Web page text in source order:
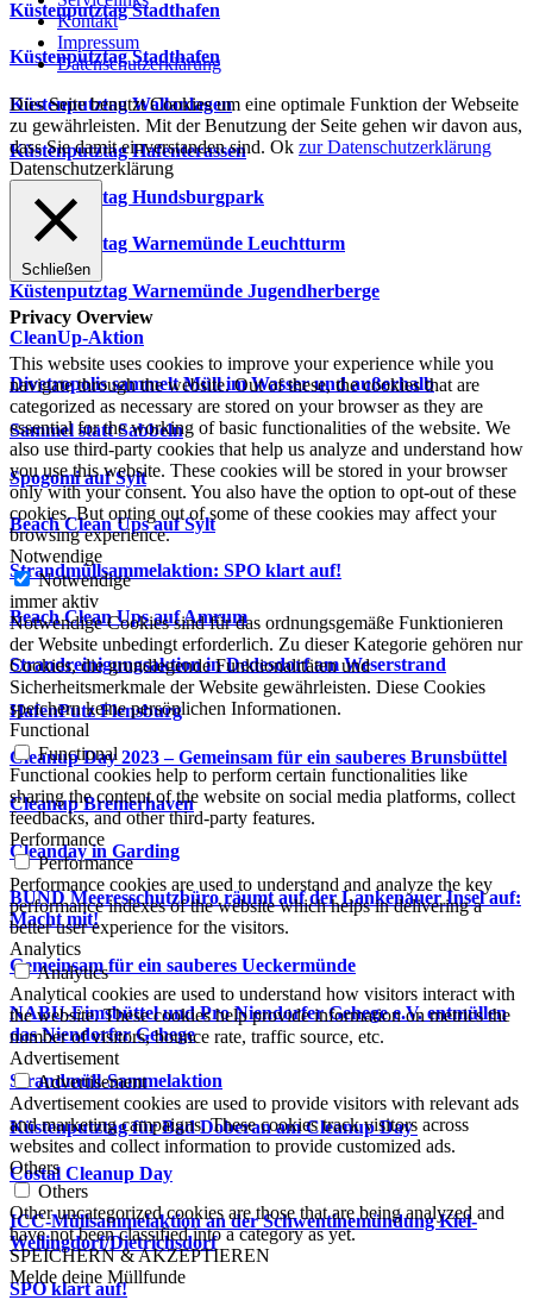
Küstenputztag Stadthafen
Küstenputztag Stadthafen
Küstenputztag Wallanlagen
Küstenputztag Hafenterassen
Küstenputztag Hundsburgpark
Küstenputztag Warnemünde Leuchtturm
Küstenputztag Warnemünde Jugendherberge
CleanUp-Aktion
Divetropolis sammelt Müll im Wasser und außerhalb
Sammel statt Sabbeln
Spogomi auf Sylt
Beach Clean Ups auf Sylt
Strandmüllsammelaktion: SPO klart auf!
Beach Clean Ups auf Amrum
Strandreinigungsaktion in Dedesdorf am Weserstrand
HafenPutz Flensburg
Cleanup Day 2023 – Gemeinsam für ein sauberes Brunsbüttel
Cleanup Bremerhaven
Cleanday in Garding
BUND Meeresschutzbüro räumt auf der Lankenauer Insel auf:
Macht mit!
Gemeinsam für ein sauberes Ueckermünde
NABU-Eimsbüttel und Pro Niendorfer Gehege e.V. entmüllen
das Niendorfer Gehege
Strandmüll-Sammelaktion
Küstenputztag für Bad Doberan am Cleanup Day
Costal Cleanup Day
ICC-Müllsammelaktion an der Schwentinemündung Kiel-
Wellingdorf/Dietrichsdorf
SPO klart auf!
Kontakt
Impressum
Datenschutzerklärung
Dies Seite benutzt Cookies um eine optimale Funktion der Webseite
zu gewährleisten. Mit der Benutzung der Seite gehen wir davon aus,
dass Sie damit einverstanden sind. Ok zur Datenschutzerklärung
Datenschutzerklärung
Schließen
Privacy Overview
This website uses cookies to improve your experience while you
navigate through the website. Out of these, the cookies that are
categorized as necessary are stored on your browser as they are
essential for the working of basic functionalities of the website. We
also use third-party cookies that help us analyze and understand how
you use this website. These cookies will be stored in your browser
only with your consent. You also have the option to opt-out of these
cookies. But opting out of some of these cookies may affect your
browsing experience.
Notwendige
Notwendige
immer aktiv
Notwendige Cookies sind für das ordnungsgemäße Funktionieren
der Website unbedingt erforderlich. Zu dieser Kategorie gehören nur
Cookies, die grundlegende Funktionalitäten und
Sicherheitsmerkmale der Website gewährleisten. Diese Cookies
speichern keine persönlichen Informationen.
Functional
Functional
Functional cookies help to perform certain functionalities like
sharing the content of the website on social media platforms, collect
feedbacks, and other third-party features.
Performance
Performance
Performance cookies are used to understand and analyze the key
performance indexes of the website which helps in delivering a
better user experience for the visitors.
Analytics
Analytics
Analytical cookies are used to understand how visitors interact with
the website. These cookies help provide information on metrics the
number of visitors, bounce rate, traffic source, etc.
Advertisement
Advertisement
Advertisement cookies are used to provide visitors with relevant ads
and marketing campaigns. These cookies track visitors across
websites and collect information to provide customized ads.
Others
Others
Other uncategorized cookies are those that are being analyzed and
have not been classified into a category as yet.
SPEICHERN & AKZEPTIEREN
Melde deine Müllfunde